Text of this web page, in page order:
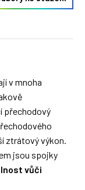
v mnoha
přechodový
ztrátový výkon.
jsou spojky
vůči